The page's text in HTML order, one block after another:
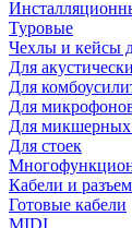
Туровые
Чехлы и кейсы
Для
Для
Для
Для микшерных
Для стоек
Кабели и
Готовые кабели
MIDI